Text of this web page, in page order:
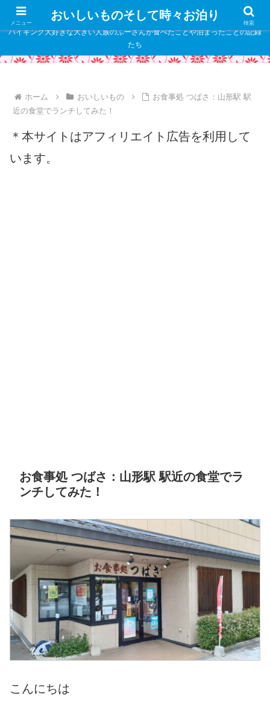
" />
バイキング大好きな大きい人族のふーさんが食べたことや泊まったことの記録
たち
ホーム おいしいもの
お食事処 つばさ：山形駅 駅
近の食堂でランチしてみた！
＊本サイトはアフィリエイト広告を利用して
います。
お食事処 つばさ：山形駅 駅近の食堂でラ
ンチしてみた！
こんにちは
メニュー
おいしいものそして時々お泊り
検索